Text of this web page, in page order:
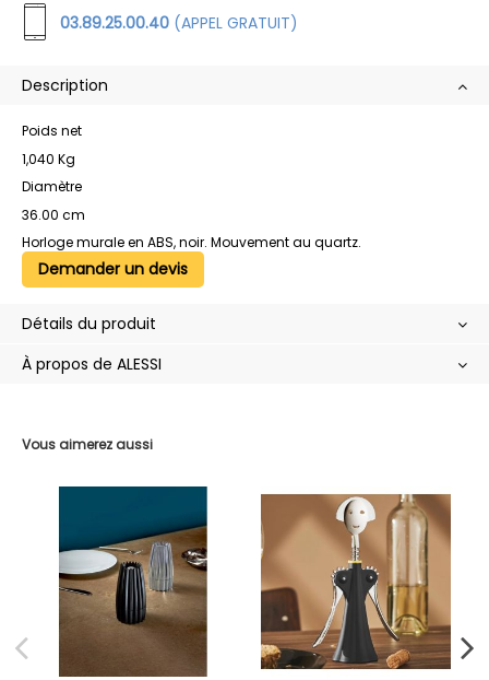
03.89.25.00.40 (APPEL GRATUIT)
Vous aimerez aussi
Description
Poids net
1,040 Kg
Diamètre
36.00 cm
Horloge murale en ABS, noir. Mouvement au quartz.
Demander un devis
Détails du produit
À propos de ALESSI